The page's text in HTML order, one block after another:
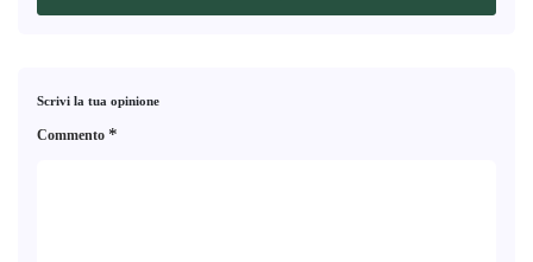
Scrivi la tua opinione
Commento *